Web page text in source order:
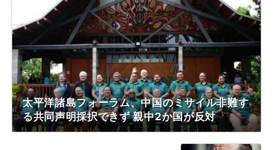
太平洋諸島フォーラム、中国のミサイル非難す
る共同声明採択できず 親中2か国が反対